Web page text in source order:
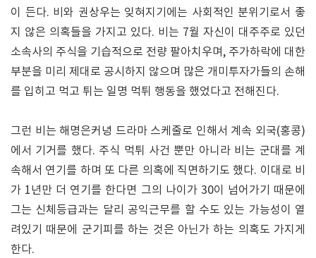
이 든다. 비와 권상우는 잊혀지기에는 사회적인 분위기로서 좋
지 않은 의혹들을 가지고 있다. 비는 7월 자신이 대주주로 있던
소속사의 주식을 기습적으로 전량 팔아치우며, 주가하락에 대한
부분을 미리 제대로 공시하지 않으며 많은 개미투자가들의 손해
를 입히고 먹고 튀는 일명 먹튀 행동을 했었다고 전해진다.
그런 비는 해명은커녕 드라마 스케줄로 인해서 계속 외국(홍콩)
에서 기거를 했다. 주식 먹튀 사건 뿐만 아니라 비는 군대를 계
속해서 연기를 하며 또 다른 의혹에 직면하기도 했다. 이대로 비
가 1년만 더 연기를 한다면 그의 나이가 30이 넘어가기 때문에
그는 신체등급과는 달리 공익근무를 할 수도 있는 가능성이 열
려있기 때문에 군기피를 하는 것은 아닌가 하는 의혹도 가지게
한다.